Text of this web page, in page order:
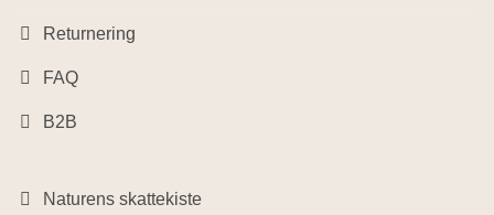
Returnering
FAQ
B2B
Naturens skattekiste